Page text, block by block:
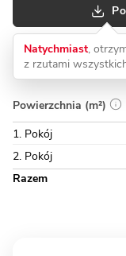
Natychmiast,
z rzutami
Powierzchnia (m²)
1. Pokój
2. Pokój
Razem